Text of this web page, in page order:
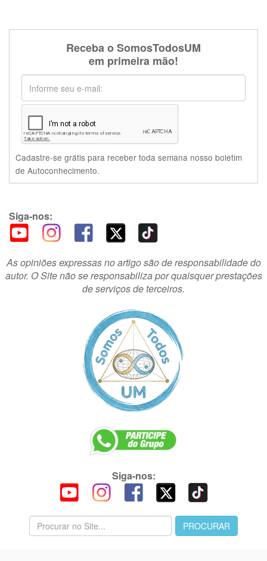
Receba o SomosTodosUM
em primeira mão!
Cadastre-se grátis para receber toda semana nosso boletim
de Autoconhecimento.
Siga-nos:
As opiniões expressas no artigo são de responsabilidade do
autor. O Site não se responsabiliza por quaisquer prestações
de serviços de terceiros.
Siga-nos: